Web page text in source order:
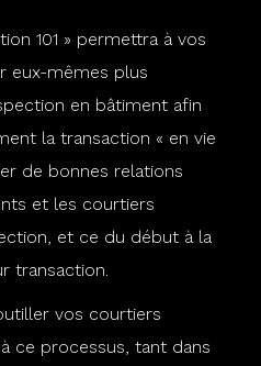
101 » permettra à vos
eux-mêmes plus
en bâtiment afin
la transaction « en vie
de bonnes relations
et les courtiers
et ce du début à la
transaction.
vos courtiers
ce processus, tant dans